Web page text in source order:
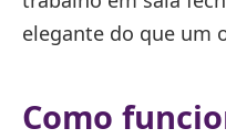
elegante do que um
Como